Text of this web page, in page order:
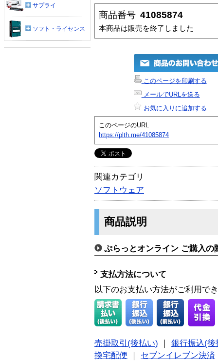
商品番号 41085874
本商品は販売を終了しました
このページを印刷する
メールでURLを送る
お気に入りに追加する
このページのURL
https://plth.me/41085874
関連カテゴリ
ソフトウェア
商品説明
ぷらっとオンライン ご購入の
支払方法について
以下のお支払い方法がご利用で
売掛取引(後払い)
銀行振込(後
換宅配便
セブンイレブン決済
サプライ
ソフト・ライセンス